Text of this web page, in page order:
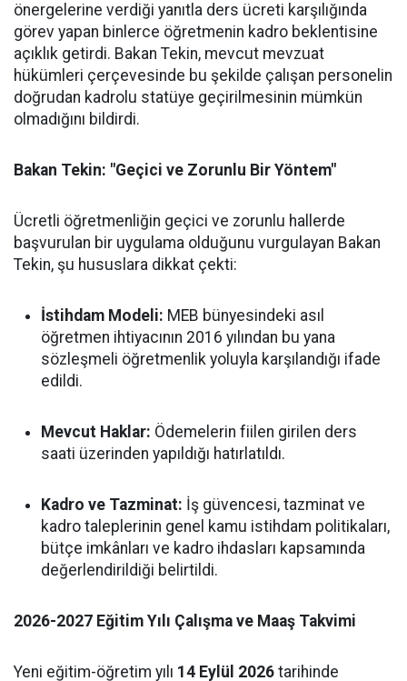
önergelerine verdiği yanıtla ders ücreti karşılığında
görev yapan binlerce öğretmenin kadro beklentisine
açıklık getirdi. Bakan Tekin, mevcut mevzuat
hükümleri çerçevesinde bu şekilde çalışan personelin
doğrudan kadrolu statüye geçirilmesinin mümkün
olmadığını bildirdi.
Bakan Tekin: "Geçici ve Zorunlu Bir Yöntem"
Ücretli öğretmenliğin geçici ve zorunlu hallerde
başvurulan bir uygulama olduğunu vurgulayan Bakan
Tekin, şu hususlara dikkat çekti:
İstihdam Modeli: MEB bünyesindeki asıl
öğretmen ihtiyacının 2016 yılından bu yana
sözleşmeli öğretmenlik yoluyla karşılandığı ifade
edildi.
Mevcut Haklar: Ödemelerin fiilen girilen ders
saati üzerinden yapıldığı hatırlatıldı.
Kadro ve Tazminat: İş güvencesi, tazminat ve
kadro taleplerinin genel kamu istihdam politikaları,
bütçe imkânları ve kadro ihdasları kapsamında
değerlendirildiği belirtildi.
2026-2027 Eğitim Yılı Çalışma ve Maaş Takvimi
Yeni eğitim-öğretim yılı 14 Eylül 2026 tarihinde